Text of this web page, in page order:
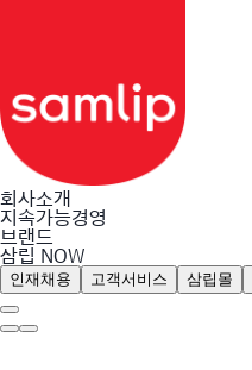
회사소개
지속가능경영
브랜드
삼립 NOW
인재채용 고객서비스 삼립몰
Identity
연혁
BI
사업소개
삼립의 기술
투자정보
컴플라이언스